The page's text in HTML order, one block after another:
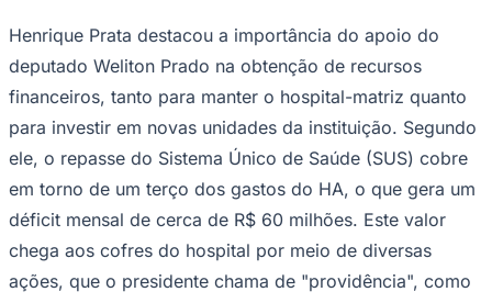
Henrique Prata destacou a importância do apoio do
deputado Weliton Prado na obtenção de recursos
financeiros, tanto para manter o hospital-matriz quanto
para investir em novas unidades da instituição. Segundo
ele, o repasse do Sistema Único de Saúde (SUS) cobre
em torno de um terço dos gastos do HA, o que gera um
déficit mensal de cerca de R$ 60 milhões. Este valor
chega aos cofres do hospital por meio de diversas
ações, que o presidente chama de "providência", como